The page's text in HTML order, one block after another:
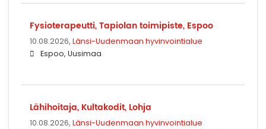
Fysioterapeutti, Tapiolan toimipiste, Espoo
10.08.2026, Länsi-Uudenmaan hyvinvointialue
Espoo, Uusimaa
Lähihoitaja, Kultakodit, Lohja
10.08.2026, Länsi-Uudenmaan hyvinvointialue